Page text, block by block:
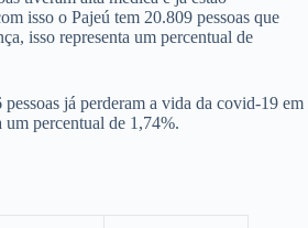
isso o Pajeú tem 20.809 pessoas que
isso representa um percentual de
já perderam a vida da covid-19 em
um percentual de 1,74%.